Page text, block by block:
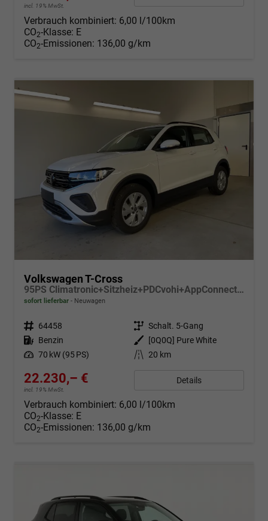
incl. 19% MwSt.
Verbrauch kombiniert: 6,00 l/100km
CO2-Klasse: E
CO2-Emissionen: 136,00 g/km
Volkswagen T-Cross
95PS Climatronic+Sitzheiz+PDCvohi+AppConnect+Side+TravelAssist+ACC
sofort lieferbar Neuwagen
Fahrzeugnr. 64458 Getriebe Schalt. 5-Gang
Kraftstoff Benzin Außenfarbe
[0Q0Q] Pure White
Leistung 70 kW (95 PS) Kilometerstand 20 km
22.230,– €
incl. 19% MwSt.
Details
Verbrauch kombiniert: 6,00 l/100km
CO2-Klasse: E
CO2-Emissionen: 136,00 g/km